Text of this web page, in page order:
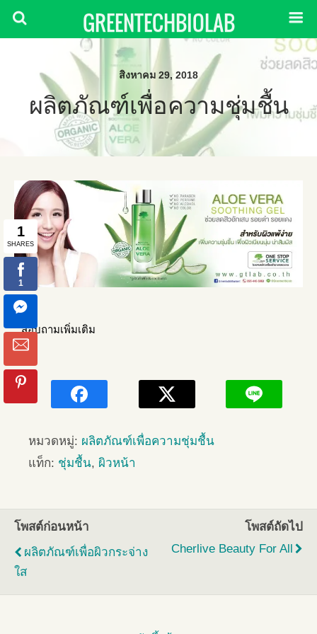
GREENTECHBIOLAB
สิงหาคม 29, 2018
ผลิตภัณฑ์เพื่อความชุ่มชื้น
สอบถามเพิ่มเติม
หมวดหมู่: ผลิตภัณฑ์เพื่อความชุ่มชื้น
แท็ก: ชุ่มชื้น, ผิวหน้า
โพสต์ก่อนหน้า
ผลิตภัณฑ์เพื่อผิวกระจ่าง
ใส
โพสต์ถัดไป
Cherlive Beauty For All